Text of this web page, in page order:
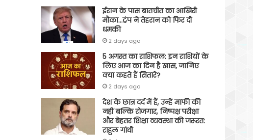
ईरान के पास बातचीत का आखिरी
मौका…ट्रंप ने तेहरान को फिर दी
धमकी
2 days ago
5 अगस्त का राशिफल: इन राशियों के
लिए आज का दिन है खास, जानिए
क्या कहते हैं सितारे?
2 days ago
देश के छात्र दर्द में हैं, उन्हें माफी की
नहीं बल्कि रोजगार, निष्पक्ष परीक्षा
और बेहतर शिक्षा व्यवस्था की जरूरत:
राहुल गांधी